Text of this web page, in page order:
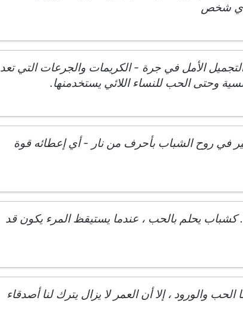
أي شخص
الأمل في جرة - الكريمات والجرعات التي تعد
وحتى الحب للنساء اللائي يستخدمنها.
في روح الشباب بأحرف من نار - أي إعطائه قوة
كشباب يحلم بالحب ، عندما يستيقظ المرء يكون قد
والورود ، إلا أن العمر لا يزال يترك لنا أصدقاء